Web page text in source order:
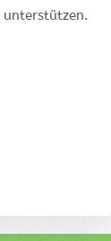
unterstützen.